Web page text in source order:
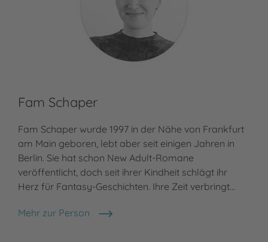
Fam Schaper
Fam Schaper wurde 1997 in der Nähe von Frankfurt
am Main geboren, lebt aber seit einigen Jahren in
Berlin. Sie hat schon New Adult-Romane
veröffentlicht, doch seit ihrer Kindheit schlägt ihr
Herz für Fantasy-Geschichten. Ihre Zeit verbringt…
Mehr zur Person
Fam Schaper